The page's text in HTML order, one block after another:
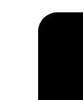
This
is
a